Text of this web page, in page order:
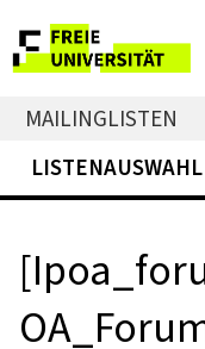
MAILINGLISTEN
LISTENAUSWAHL